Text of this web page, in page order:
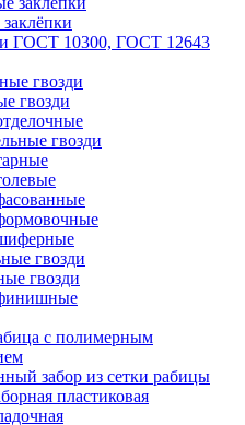
ГОСТ 10300, ГОСТ 12643
гвозди
гвозди
гвозди
гвозди
гвозди
с полимерным
забор из сетки рабицы
пластиковая